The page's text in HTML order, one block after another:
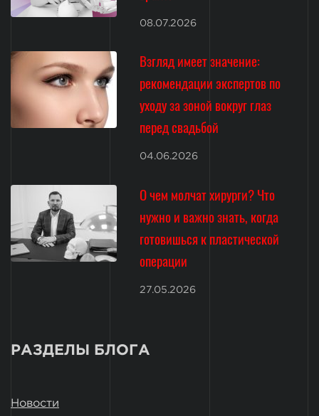
08.07.2026
Взгляд имеет значение:
рекомендации экспертов по
уходу за зоной вокруг глаз
перед свадьбой
04.06.2026
О чем молчат хирурги? Что
нужно и важно знать, когда
готовишься к пластической
операции
27.05.2026
РАЗДЕЛЫ БЛОГА
Новости